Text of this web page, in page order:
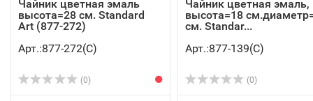
Чайник цветная эмаль
высота=28 см. Standard
Art (877-272)
Арт.:877-272(C)
(0)
Чайник цветная эмаль,
высота=18
см. Standar...
Арт.:877-139(C)
(0)